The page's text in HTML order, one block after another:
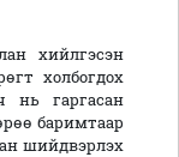
хийлгэсэн
холбогдох
нь гаргасан
баримтаар
шийдвэрлэх